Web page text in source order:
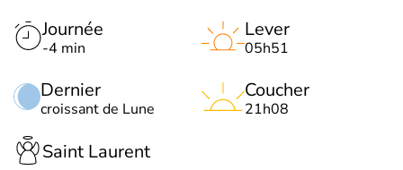
Journée
-4 min
Dernier
croissant de Lune
Lever
05h51
Coucher
21h08
Saint Laurent